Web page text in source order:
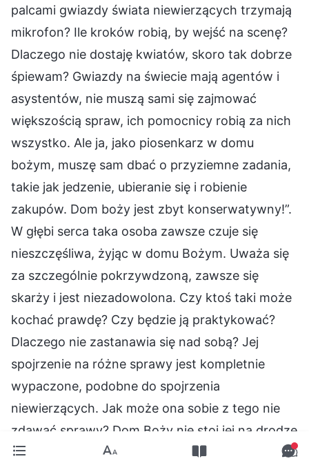
palcami gwiazdy świata niewierzących trzymają
mikrofon? Ile kroków robią, by wejść na scenę?
Dlaczego nie dostaję kwiatów, skoro tak dobrze
śpiewam? Gwiazdy na świecie mają agentów i
asystentów, nie muszą sami się zajmować
większością spraw, ich pomocnicy robią za nich
wszystko. Ale ja, jako piosenkarz w domu
bożym, muszę sam dbać o przyziemne zadania,
takie jak jedzenie, ubieranie się i robienie
zakupów. Dom boży jest zbyt konserwatywny!”.
W głębi serca taka osoba zawsze czuje się
nieszczęśliwa, żyjąc w domu Bożym. Uważa się
za szczególnie pokrzywdzoną, zawsze się
skarży i jest niezadowolona. Czy ktoś taki może
kochać prawdę? Czy będzie ją praktykować?
Dlaczego nie zastanawia się nad sobą? Jej
spojrzenie na różne sprawy jest kompletnie
wypaczone, podobne do spojrzenia
niewierzących. Jak może ona sobie z tego nie
zdawać sprawy? Dom Boży nie stoi jej na drodze
do zostania gwiazdą, lecz czy jej punkt widzenia